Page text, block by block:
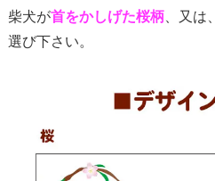
柴犬が首をかしげた桜柄、又は、
選び下さい。